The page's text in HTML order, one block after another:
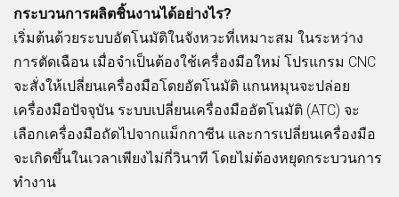
กระบวนการผลิตชิ้นงานได้อย่างไร?
เริ่มต้นด้วยระบบอัตโนมัติในจังหวะที่เหมาะสม ในระหว่าง
การตัดเฉือน เมื่อจำเป็นต้องใช้เครื่องมือใหม่ โปรแกรม CNC
จะสั่งให้เปลี่ยนเครื่องมือโดยอัตโนมัติ แกนหมุนจะปล่อย
เครื่องมือปัจจุบัน ระบบเปลี่ยนเครื่องมืออัตโนมัติ (ATC) จะ
เลือกเครื่องมือถัดไปจากแม็กกาซีน และการเปลี่ยนเครื่องมือ
จะเกิดขึ้นในเวลาเพียงไม่กี่วินาที โดยไม่ต้องหยุดกระบวนการ
ทำงาน